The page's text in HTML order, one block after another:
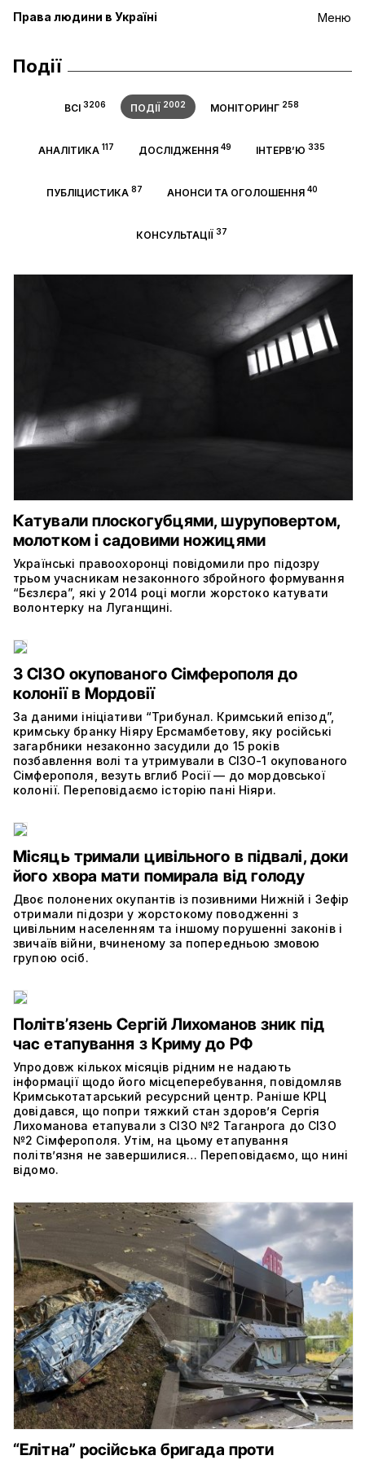
Меню
Права людини в Україні
Події
ВСІ 3206 ПОДІЇ 2002 МОНІТОРИНГ 258
АНАЛІТИКА 117 ДОСЛІДЖЕННЯ 49 ІНТЕРВ’Ю 335
ПУБЛІЦИСТИКА 87 АНОНСИ ТА ОГОЛОШЕННЯ40
КОНСУЛЬТАЦІЇ 37
Катували плоскогубцями, шуруповертом,
молотком і садовими ножицями
Українські правоохоронці повідомили про підозру
трьом учасникам незаконного збройного формування
“Бєзлєра”, які у 2014 році могли жорстоко катувати
волонтерку на Луганщині.
З СІЗО окупованого Сімферополя до
колонії в Мордовії
За даними ініціативи “Трибунал. Кримський епізод”,
кримську бранку Ніяру Ерсмамбетову, яку російські
загарбники незаконно засудили до 15 років
позбавлення волі та утримували в СІЗО-1 окупованого
Сімферополя, везуть вглиб Росії — до мордовської
колонії. Переповідаємо історію пані Ніяри.
Місяць тримали цивільного в підвалі, доки
його хвора мати помирала від голоду
Двоє полонених окупантів із позивними Нижній і Зефір
отримали підозри у жорстокому поводженні з
цивільним населенням та іншому порушенні законів і
звичаїв війни, вчиненому за попередньою змовою
групою осіб.
Політвʼязень Сергій Лихоманов зник під
час етапування з Криму до РФ
Упродовж кількох місяців рідним не надають
інформації щодо його місцеперебування, повідомляв
Кримськотатарський ресурсний центр. Раніше КРЦ
довідався, що попри тяжкий стан здоров’я Сергія
Лихоманова етапували з СІЗО №2 Таганрога до СІЗО
№2 Сімферополя. Утім, на цьому етапування
політвʼязня не завершилися… Переповідаємо, що нині
відомо.
“Елітна” російська бригада проти